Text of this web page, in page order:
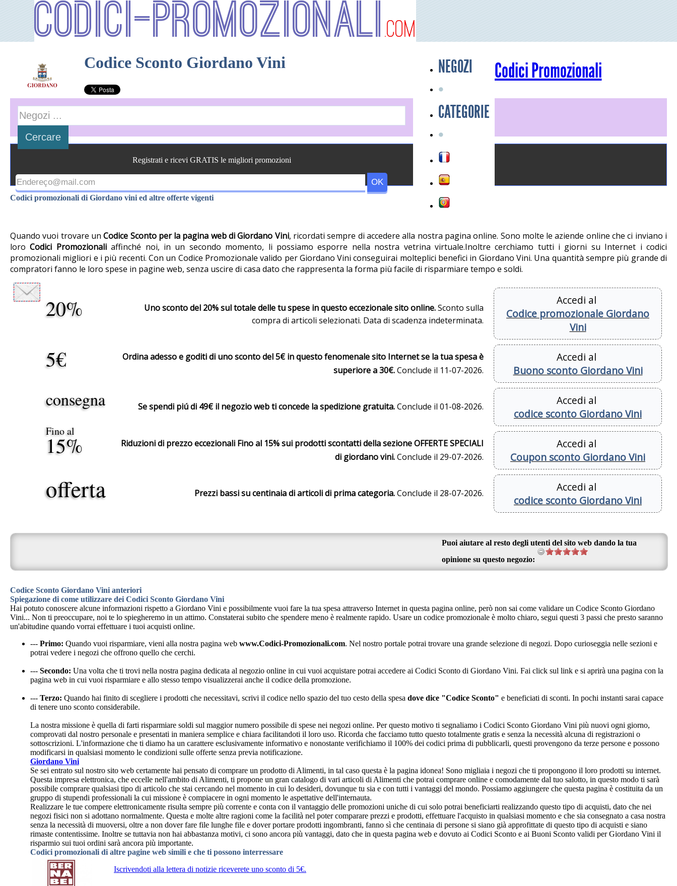
Codici-Promozionali .com
Codici Promozionali
NEGOZI
CATEGORIE
Codice Sconto Giordano Vini
Quando vuoi trovare unCodice Sconto per la pagina web di Giordano Vini, ricordati sempre di accedere alla nostra pagina online. Sono molte le aziende online che ci inviano i
loroCodici Promozionaliaffinché noi, in un secondo momento, li possiamo esporre nella nostra vetrina virtuale.Inoltre cerchiamo tutti i giorni su Internet i codici
promozionali migliori e i più recenti. Con un Codice Promozionale valido per Giordano Vini conseguirai molteplici benefici in Giordano Vini. Una quantità sempre più grande di
compratori fanno le loro spese in pagine web, senza uscire di casa dato che rappresenta la forma più facile di risparmiare tempo e soldi.
Registrati e ricevi GRATIS le migliori promozioni
Codici promozionali di Giordano vini ed altre offerte vigenti
20% Uno sconto del 20% sul totale delle tu spese in questo eccezionale sito online.Sconto sulla
compra di articoli selezionati. Data di scadenza indeterminata.
Accedi al
Codice promozionale Giordano
Vini
5€
Ordina adesso e goditi di uno sconto del 5€ in questo fenomenale sito Internet se la tua spesa è
superiore a 30€.Conclude il 11-07-2026.
Accedi al
Buono sconto Giordano Vini
consegna Se spendi piú di 49€ il negozio web ti concede la spedizione gratuita.Conclude il 01-08-2026.
Accedi al
codice sconto Giordano Vini
Fino al
15%
Riduzioni di prezzo eccezionali Fino al 15% sui prodotti scontatti della sezione OFFERTE SPECIALI
di giordano vini.Conclude il 29-07-2026.
Accedi al
Coupon sconto Giordano Vini
offerta Prezzi bassi su centinaia di articoli di prima categoria.Conclude il 28-07-2026.
Accedi al
codice sconto Giordano Vini
Puoi aiutare al resto degli utenti del sito web dando la tua
opinione su questo negozio:
Codice Sconto Giordano Vini anteriori
Spiegazione di come utilizzare dei Codici Sconto Giordano Vini
Hai potuto conoscere alcune informazioni rispetto a Giordano Vini e possibilmente vuoi fare la tua spesa attraverso Internet in questa pagina online, però non sai come validare un Codice Sconto Giordano
Vini... Non ti preoccupare, noi te lo spiegheremo in un attimo. Constaterai subito che spendere meno è realmente rapido. Usare un codice promozionale è molto chiaro, segui questi 3 passi che presto saranno
un'abitudine quando vorrai effettuare i tuoi acquisti online.
--- Primo: Quando vuoi risparmiare, vieni alla nostra pagina web www.Codici-Promozionali.com. Nel nostro portale potrai trovare una grande selezione di negozi. Dopo curioseggia nelle sezioni e
potrai vedere i negozi che offrono quello che cerchi.
--- Secondo: Una volta che ti trovi nella nostra pagina dedicata al negozio online in cui vuoi acquistare potrai accedere ai Codici Sconto di Giordano Vini. Fai click sul link e si aprirà una pagina con la
pagina web in cui vuoi risparmiare e allo stesso tempo visualizzerai anche il codice della promozione.
--- Terzo: Quando hai finito di scegliere i prodotti che necessitavi, scrivi il codice nello spazio del tuo cesto della spesa dove dice "Codice Sconto" e beneficiati di sconti. In pochi instanti sarai capace
di tenere uno sconto considerabile.
La nostra missione è quella di farti risparmiare soldi sul maggior numero possibile di spese nei negozi online. Per questo motivo ti segnaliamo i Codici Sconto Giordano Vini più nuovi ogni giorno,
comprovati dal nostro personale e presentati in maniera semplice e chiara facilitandoti il loro uso. Ricorda che facciamo tutto questo totalmente gratis e senza la necessità alcuna di registrazioni o
sottoscrizioni. L'informazione che ti diamo ha un carattere esclusivamente informativo e nonostante verifichiamo il 100% dei codici prima di pubblicarli, questi provengono da terze persone e possono
modificarsi in qualsiasi momento le condizioni sulle offerte senza previa notificazione.
Giordano Vini
Se sei entrato sul nostro sito web certamente hai pensato di comprare un prodotto di Alimenti, in tal caso questa è la pagina idonea! Sono migliaia i negozi che ti propongono il loro prodotti su internet.
Questa impresa elettronica, che eccelle nell'ambito di Alimenti, ti propone un gran catalogo di vari articoli di Alimenti che potrai comprare online e comodamente dal tuo salotto, in questo modo ti sarà
possibile comprare qualsiasi tipo di articolo che stai cercando nel momento in cui lo desideri, dovunque tu sia e con tutti i vantaggi del mondo. Possiamo aggiungere che questa pagina è costituita da un
gruppo di stupendi professionali la cui missione è compiacere in ogni momento le aspettative dell'internauta.
Realizzare le tue compere elettronicamente risulta sempre più corrente e conta con il vantaggio delle promozioni uniche di cui solo potrai beneficiarti realizzando questo tipo di acquisti, dato che nei
negozi fisici non si adottano normalmente. Questa e molte altre ragioni come la facilità nel poter comparare prezzi e prodotti, effettuare l'acquisto in qualsiasi momento e che sia consegnato a casa nostra
senza la necessità di muoversi, oltre a non dover fare file lunghe file e dover portare prodotti ingombranti, fanno sì che centinaia di persone si siano già approfittate di questo tipo di acquisti e siano
rimaste contentissime. Inoltre se tuttavia non hai abbastanza motivi, ci sono ancora più vantaggi, dato che in questa pagina web e dovuto ai Codici Sconto e ai Buoni Sconto validi per Giordano Vini il
risparmio sui tuoi ordini sarà ancora più importante.
Codici promozionali di altre pagine web simili e che ti possono interressare
Iscrivendoti alla lettera di notizie riceverete uno sconto di 5€.